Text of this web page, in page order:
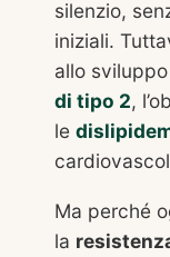
silenzio,
iniziali.
allo
di tipo 2,
le
Ma perché
la